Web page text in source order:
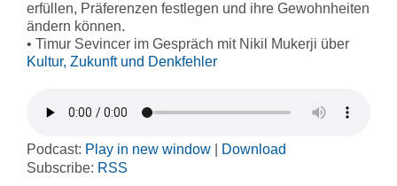
erfüllen, Präferenzen festlegen und ihre Gewohnheiten
ändern können.
• Timur Sevincer im Gespräch mit Nikil Mukerji über
Kultur, Zukunft und Denkfehler
Podcast: Play in new window
Download
Subscribe: RSS